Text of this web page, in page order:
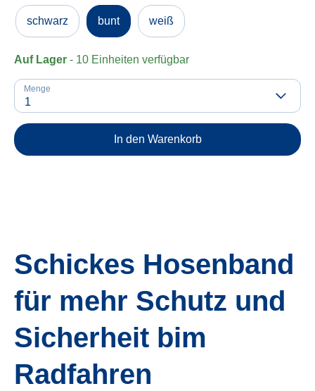
schwarz bunt weiß
Auf Lager - 10 Einheiten verfügbar
Menge
1
In den Warenkorb
Schickes Hosenband
für mehr Schutz und
Sicherheit bim
Radfahren